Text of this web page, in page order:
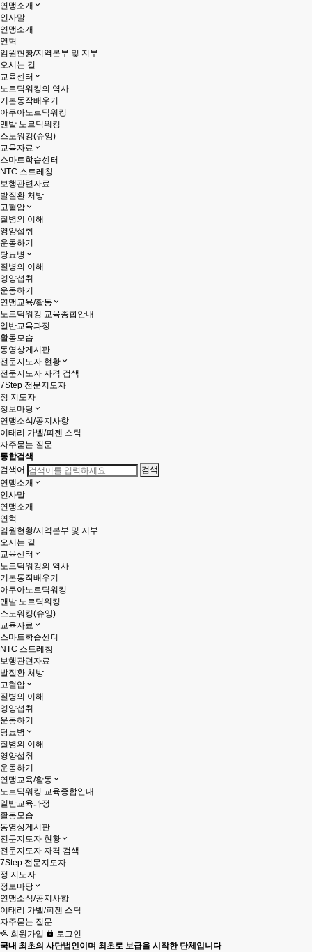
연맹소개
인사말
연맹소개
연혁
임원현황/지역본부 및 지부
오시는 길
교육센터
노르딕워킹의 역사
기본동작배우기
아쿠아노르딕워킹
맨발 노르딕워킹
스노워킹(슈잉)
교육자료
스마트학습센터
NTC 스트레칭
보행관련자료
발질환 처방
고혈압
질병의 이해
영양섭취
운동하기
당뇨병
질병의 이해
영양섭취
운동하기
연맹교육/활동
노르딕워킹 교육종합안내
일반교육과정
활동모습
동영상게시판
전문지도자 현황
전문지도자 자격 검색
7Step 전문지도자
정 지도자
정보마당
연맹소식/공지사항
이태리 가벨/피젠 스틱
자주묻는 질문
통합검색
검색어
연맹소개
인사말
연맹소개
연혁
임원현황/지역본부 및 지부
오시는 길
교육센터
노르딕워킹의 역사
기본동작배우기
아쿠아노르딕워킹
맨발 노르딕워킹
스노워킹(슈잉)
교육자료
스마트학습센터
NTC 스트레칭
보행관련자료
발질환 처방
고혈압
질병의 이해
영양섭취
운동하기
당뇨병
질병의 이해
영양섭취
운동하기
연맹교육/활동
노르딕워킹 교육종합안내
일반교육과정
활동모습
동영상게시판
전문지도자 현황
전문지도자 자격 검색
7Step 전문지도자
정 지도자
정보마당
연맹소식/공지사항
이태리 가벨/피젠 스틱
자주묻는 질문
회원가입
로그인
국내 최초의 사단법인이며 최초로 보급을 시작한 단체입니다